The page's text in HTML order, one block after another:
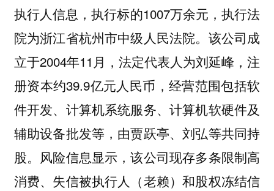
执行人信息，执行标的1007万余元，执行法
院为浙江省杭州市中级人民法院。该公司成
立于2004年11月，法定代表人为刘延峰，注
册资本约39.9亿元人民币，经营范围包括软
件开发、计算机系统服务、计算机软硬件及
辅助设备批发等，由贾跃亭、刘弘等共同持
股。风险信息显示，该公司现存多条限制高
消费、失信被执行人（老赖）和股权冻结信